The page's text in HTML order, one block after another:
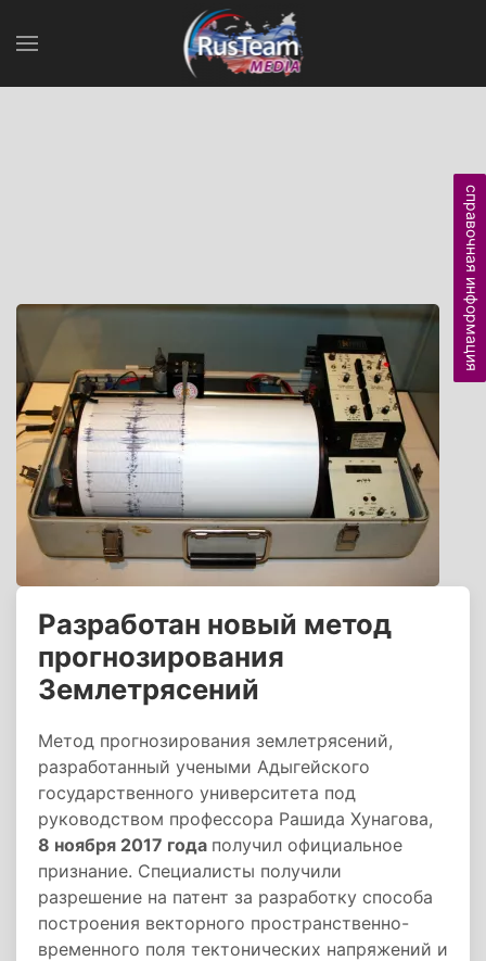
Разработан новый метод
прогнозирования
Землетрясений
Метод прогнозирования землетрясений,
разработанный учеными Адыгейского
государственного университета под
руководством профессора Рашида Хунагова,
8 ноября 2017 года получил официальное
признание. Специалисты получили
разрешение на патент за разработку способа
построения векторного пространственно-
временного поля тектонических напряжений и
справочная информация